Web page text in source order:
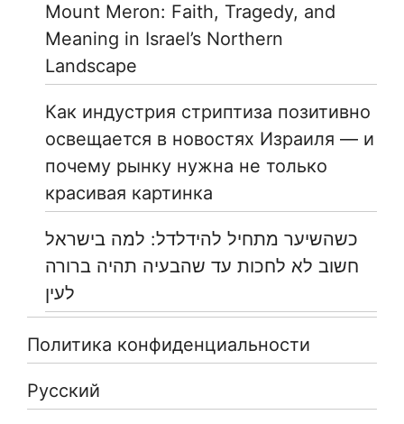
Mount Meron: Faith, Tragedy, and
Meaning in Israel’s Northern
Landscape
Как индустрия стриптиза позитивно
освещается в новостях Израиля — и
почему рынку нужна не только
красивая картинка
כשהשיער מתחיל להידלדל: למה בישראל
חשוב לא לחכות עד שהבעיה תהיה ברורה
לעין
Политика конфиденциальности
Русский